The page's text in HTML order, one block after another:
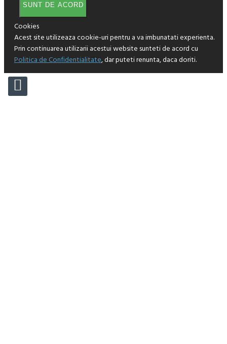
SUNT DE ACORD
Cookies
Acest site utilizeaza cookie-uri pentru a va imbunatati experienta.
Prin continuarea utilizarii acestui website sunteti de acord cu
Politica de Confidentialitate, dar puteti renunta, daca doriti.